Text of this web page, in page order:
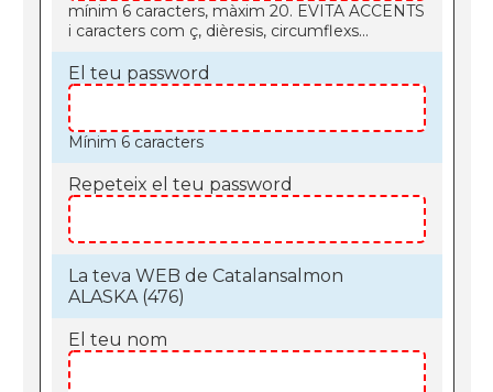
mínim 6 caracters, màxim 20. EVITA ACCENTS
i caracters com ç, dièresis, circumflexs...
El teu password
Mínim 6 caracters
Repeteix el teu password
La teva WEB de Catalansalmon
ALASKA (476)
El teu nom